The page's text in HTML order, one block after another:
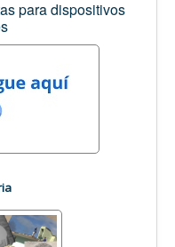
para dispositivos